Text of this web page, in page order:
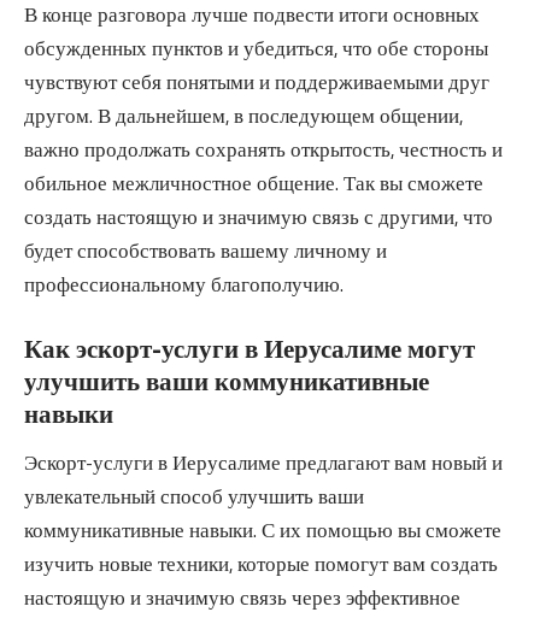
В конце разговора лучше подвести итоги основных
обсужденных пунктов и убедиться, что обе стороны
чувствуют себя понятыми и поддерживаемыми друг
другом. В дальнейшем, в последующем общении,
важно продолжать сохранять открытость, честность и
обильное межличностное общение. Так вы сможете
создать настоящую и значимую связь с другими, что
будет способствовать вашему личному и
профессиональному благополучию.
Как эскорт-услуги в Иерусалиме могут
улучшить ваши коммуникативные
навыки
Эскорт-услуги в Иерусалиме предлагают вам новый и
увлекательный способ улучшить ваши
коммуникативные навыки. С их помощью вы сможете
изучить новые техники, которые помогут вам создать
настоящую и значимую связь через эффективное